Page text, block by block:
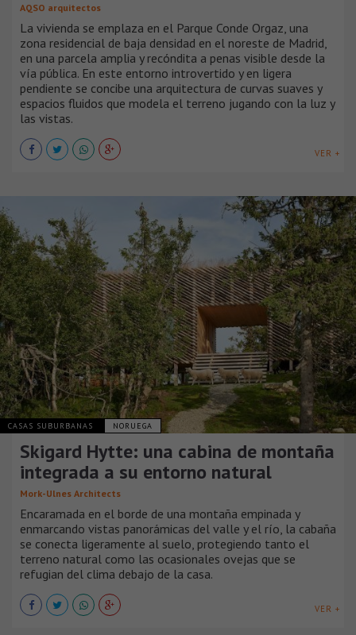
AQSO arquitectos
La vivienda se emplaza en el Parque Conde Orgaz, una
zona residencial de baja densidad en el noreste de Madrid,
en una parcela amplia y recóndita a penas visible desde la
vía pública. En este entorno introvertido y en ligera
pendiente se concibe una arquitectura de curvas suaves y
espacios fluidos que modela el terreno jugando con la luz y
las vistas.
VER +
CASAS SUBURBANAS NORUEGA
Skigard Hytte: una cabina de montaña
integrada a su entorno natural
Mork-Ulnes Architects
Encaramada en el borde de una montaña empinada y
enmarcando vistas panorámicas del valle y el río, la cabaña
se conecta ligeramente al suelo, protegiendo tanto el
terreno natural como las ocasionales ovejas que se
refugian del clima debajo de la casa.
VER +